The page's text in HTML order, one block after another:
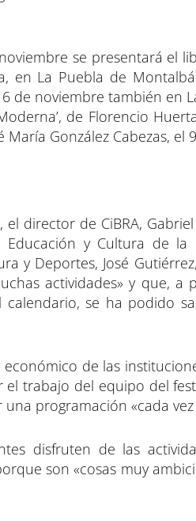
se presentará el
en La Puebla de
6 de noviembre también en
de Florencio
María González Cabezas,
director de CiBRA,
y Cultura de la
y Deportes, José
actividades» y que, a
se ha podido
de las
trabajo del equipo del
programación «cada
disfruten de las
son «cosas muy